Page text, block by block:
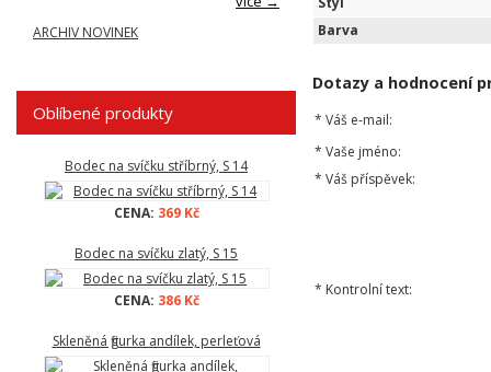
ARCHIV NOVINEK
Oblíbené produkty
Bodec na svíčku stříbrný, S 14
CENA: 369 Kč
Bodec na svíčku zlatý, S 15
CENA: 386 Kč
Skleněná figurka andílek, perleťová
Barva
Dotazy a hodnocení
* Váš e-mail:
* Vaše jméno:
* Váš příspěvek:
* Kontrolní text: